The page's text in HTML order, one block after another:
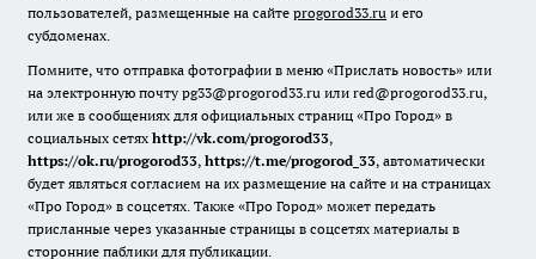
пользователей, размещенные на сайте progorod33.ru и его
субдоменах.
Помните, что отправка фотографии в меню «Прислать новость» или
на электронную почту pg33@progorod33.ru или red@progorod33.ru,
или же в сообщениях для официальных страниц «Про Город» в
социальных сетях http://vk.com/progorod33,
https://ok.ru/progorod33, https://t.me/progorod_33, автоматически
будет являться согласием на их размещение на сайте и на страницах
«Про Город» в соцсетях. Также «Про Город» может передать
присланные через указанные страницы в соцсетях материалы в
сторонние паблики для публикации.